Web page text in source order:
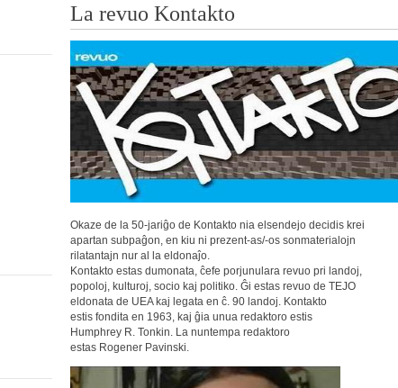
La revuo Kontakto
Okaze de la 50-jariĝo de Kontakto nia elsendejo decidis krei
apartan subpaĝon, en kiu ni prezent-as/-os sonmaterialojn
rilatantajn nur al la eldonaĵo.
Kontakto estas dumonata, ĉefe porjunulara revuo pri landoj,
popoloj, kulturoj, socio kaj politiko. Ĝi estas revuo de TEJO
eldonata de UEA kaj legata en ĉ. 90 landoj. Kontakto
estis fondita en 1963, kaj ĝia unua redaktoro estis
Humphrey R. Tonkin. La nuntempa redaktoro
estas Rogener Pavinski.